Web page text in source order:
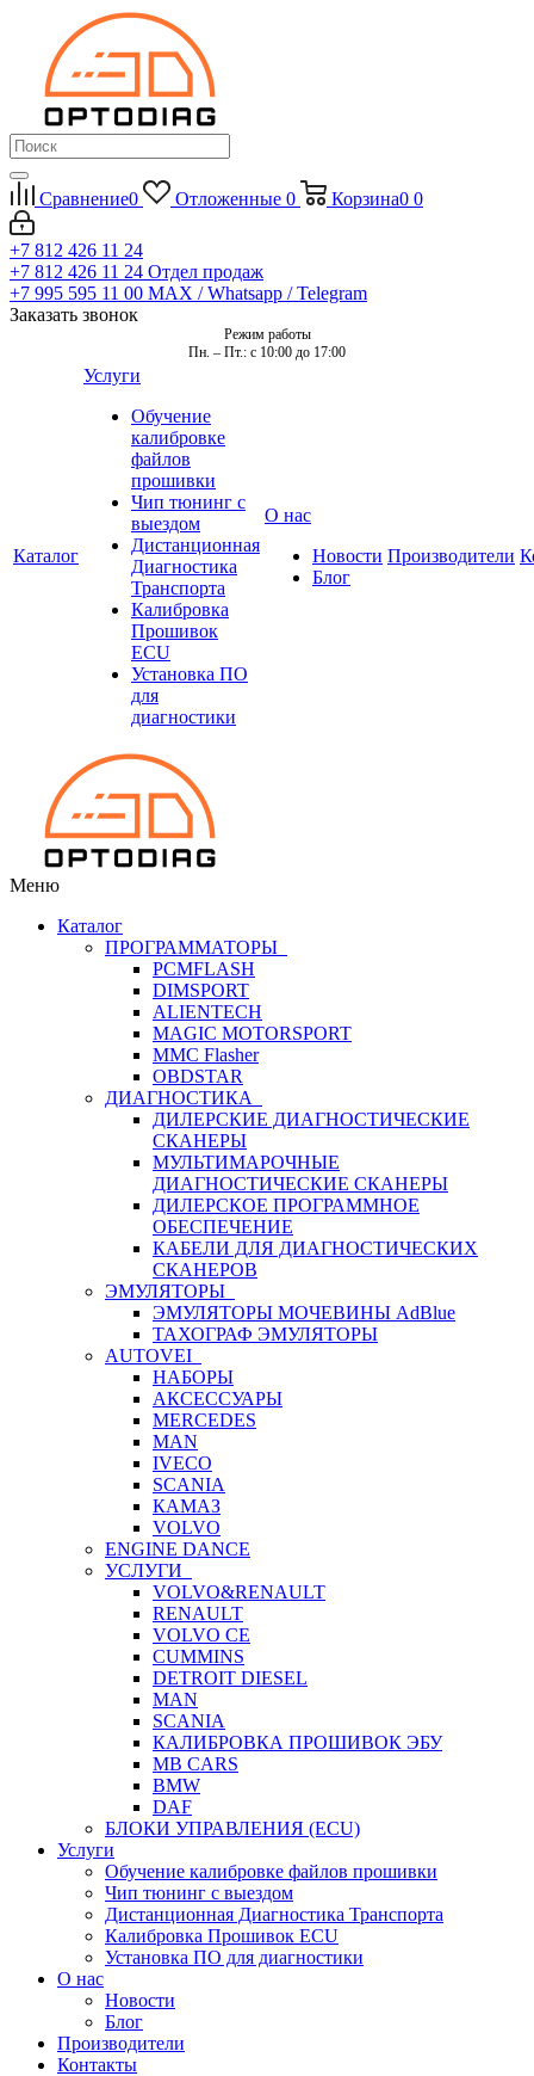
Сравнение0 Отложенные 0 Корзина0 0
+7 812 426 11 24
+7 812 426 11 24 Отдел продаж
+7 995 595 11 00 MAX / Whatsapp / Telegram
Заказать звонок
Режим работы
Пн. – Пт.: с 10:00 до 17:00
Каталог
Услуги
Обучение
калибровке
файлов
прошивки
Чип тюнинг с
выездом
Дистанционная
Диагностика
Транспорта
Калибровка
Прошивок
ECU
Установка ПО
для
диагностики
О нас
Новости
Блог
Производители
Меню
Каталог
ПРОГРАММАТОРЫ
PCMFLASH
DIMSPORT
ALIENTECH
MAGIC MOTORSPORT
MMC Flasher
OBDSTAR
ДИАГНОСТИКА
ДИЛЕРСКИЕ ДИАГНОСТИЧЕСКИЕ
СКАНЕРЫ
МУЛЬТИМАРОЧНЫЕ
ДИАГНОСТИЧЕСКИЕ СКАНЕРЫ
ДИЛЕРСКОЕ ПРОГРАММНОЕ
ОБЕСПЕЧЕНИЕ
КАБЕЛИ ДЛЯ ДИАГНОСТИЧЕСКИХ
СКАНЕРОВ
ЭМУЛЯТОРЫ
ЭМУЛЯТОРЫ МОЧЕВИНЫ АdBlue
ТАХОГРАФ ЭМУЛЯТОРЫ
AUTOVEI
НАБОРЫ
АКСЕССУАРЫ
MERCEDES
MAN
IVECO
SCANIA
КАМАЗ
VOLVO
ENGINE DANCE
УСЛУГИ
VOLVO&RENAULT
RENAULT
VOLVO CE
CUMMINS
DETROIT DIESEL
MAN
SCANIA
КАЛИБРОВКА ПРОШИВОК ЭБУ
MB CARS
BMW
DAF
БЛОКИ УПРАВЛЕНИЯ (ECU)
Услуги
Обучение калибровке файлов прошивки
Чип тюнинг с выездом
Дистанционная Диагностика Транспорта
Калибровка Прошивок ECU
Установка ПО для диагностики
О нас
Новости
Блог
Производители
Контакты